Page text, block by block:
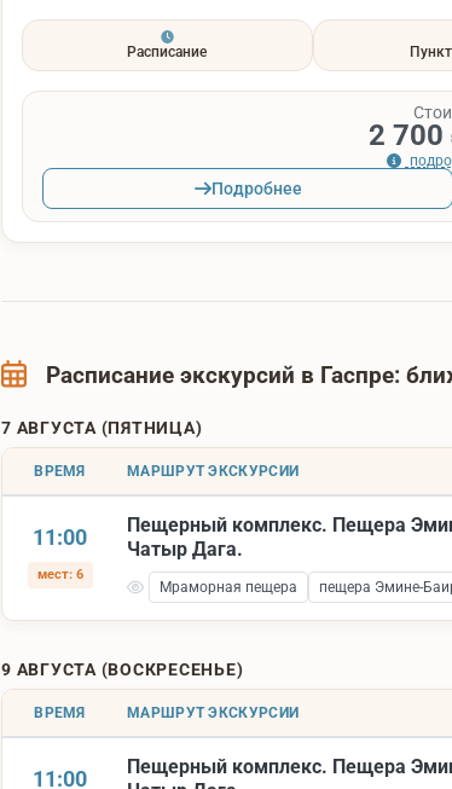
Расписание
2 700
Подробнее
Расписание экскурсий в Гаспре:
7 АВГУСТА (ПЯТНИЦА)
ВРЕМЯ МАРШРУТ ЭКСКУРСИИ
11:00
мест: 6
Пещерный комплекс. Пещера
Чатыр Дага.
Мраморная пещера пещера Эмине-
9 АВГУСТА (ВОСКРЕСЕНЬЕ)
ВРЕМЯ МАРШРУТ ЭКСКУРСИИ
11:00
Пещерный комплекс. Пещера